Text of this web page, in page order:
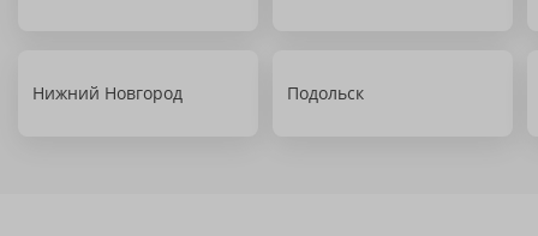
Нижний Новгород Подольск